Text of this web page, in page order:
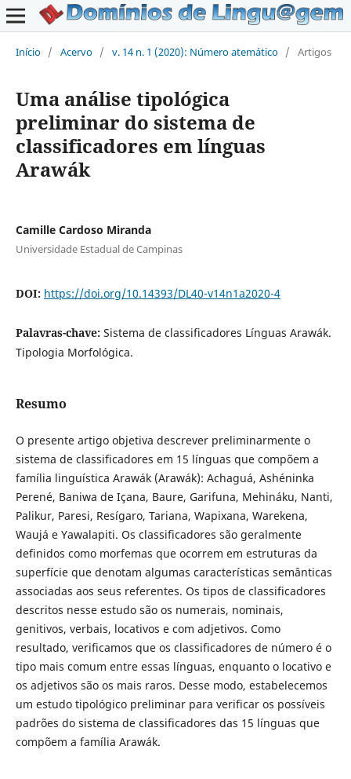
Início / Acervo / v. 14 n. 1 (2020): Número atemático / Artigos
Uma análise tipológica
preliminar do sistema de
classificadores em línguas
Arawák
Camille Cardoso Miranda
Universidade Estadual de Campinas
DOI: https://doi.org/10.14393/DL40-v14n1a2020-4
Palavras-chave: Sistema de classificadores Línguas Arawák.
Tipologia Morfológica.
Resumo
O presente artigo objetiva descrever preliminarmente o
sistema de classificadores em 15 línguas que compõem a
família linguística Arawák (Arawák): Achaguá, Ashéninka
Perené, Baniwa de Içana, Baure, Garifuna, Mehináku, Nanti,
Palikur, Paresi, Resígaro, Tariana, Wapixana, Warekena,
Waujá e Yawalapiti. Os classificadores são geralmente
definidos como morfemas que ocorrem em estruturas da
superfície que denotam algumas características semânticas
associadas aos seus referentes. Os tipos de classificadores
descritos nesse estudo são os numerais, nominais,
genitivos, verbais, locativos e com adjetivos. Como
resultado, verificamos que os classificadores de número é o
tipo mais comum entre essas línguas, enquanto o locativo e
os adjetivos são os mais raros. Desse modo, estabelecemos
um estudo tipológico preliminar para verificar os possíveis
padrões do sistema de classificadores das 15 línguas que
compõem a família Arawák.